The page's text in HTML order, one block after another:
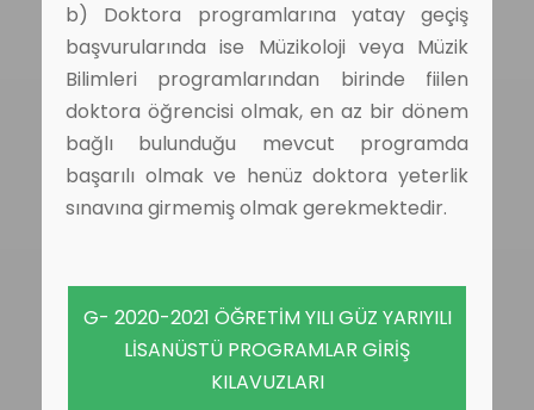
b) Doktora programlarına yatay geçiş
başvurularında ise Müzikoloji veya Müzik
Bilimleri programlarından birinde fiilen
doktora öğrencisi olmak, en az bir dönem
bağlı bulunduğu mevcut programda
başarılı olmak ve henüz doktora yeterlik
sınavına girmemiş olmak gerekmektedir.
G- 2020-2021 ÖĞRETİM YILI GÜZ YARIYILI
LİSANÜSTÜ PROGRAMLAR GİRİŞ
KILAVUZLARI